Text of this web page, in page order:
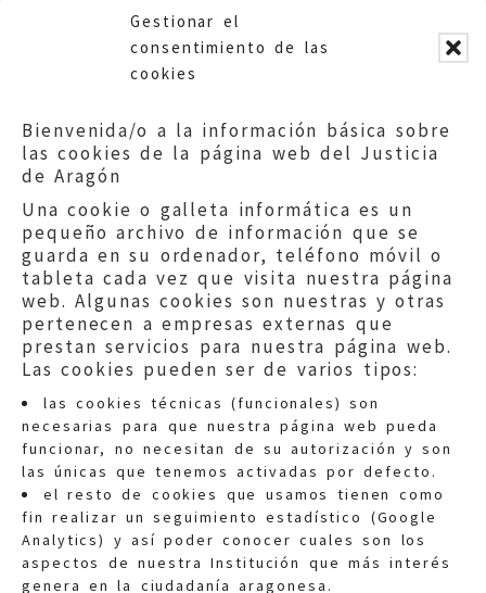
Gestionar el
consentimiento de las
cookies
Bienvenida/o a la información básica sobre
las cookies de la página web del Justicia
de Aragón
Una cookie o galleta informática es un
pequeño archivo de información que se
guarda en su ordenador, teléfono móvil o
tableta cada vez que visita nuestra página
web. Algunas cookies son nuestras y otras
pertenecen a empresas externas que
prestan servicios para nuestra página web.
Las cookies pueden ser de varios tipos:
las cookies técnicas (funcionales) son
necesarias para que nuestra página web pueda
funcionar, no necesitan de su autorización y son
las únicas que tenemos activadas por defecto.
el resto de cookies que usamos tienen como
fin realizar un seguimiento estadístico (Google
Analytics) y así poder conocer cuales son los
aspectos de nuestra Institución que más interés
genera en la ciudadanía aragonesa.
Quejas:quejas@eljusticiadearagon.es
Información general:
informacion@eljusticiadearagon.es